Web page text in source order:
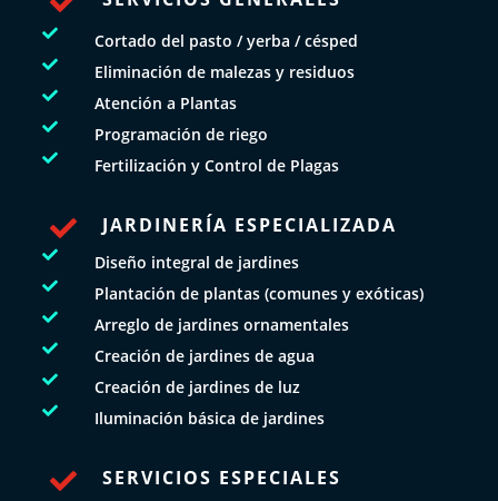
 Cortado del pasto / yerba / césped
 Eliminación de malezas y residuos
 Atención a Plantas
 Programación de riego
 Fertilización y Control de Plagas
 JARDINERÍA ESPECIALIZADA
 Diseño integral de jardines
 Plantación de plantas (comunes y exóticas)
 Arreglo de jardines ornamentales
 Creación de jardines de agua
 Creación de jardines de luz
 Iluminación básica de jardines
 SERVICIOS ESPECIALES